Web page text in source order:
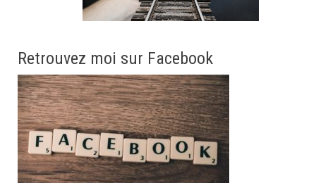
Retrouvez moi sur Facebook